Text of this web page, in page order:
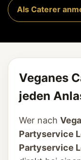
Als Caterer
Veganes
jeden
Wer nach
Partyservice
Partyservice